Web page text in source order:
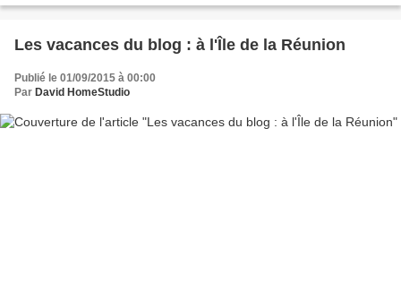
Les vacances du blog : à l'Île de la Réunion
Publié le 01/09/2015 à 00:00
Par David HomeStudio